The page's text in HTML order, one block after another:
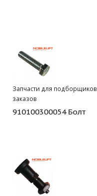
Запчасти для подборщиков
заказов
910100300054 Болт